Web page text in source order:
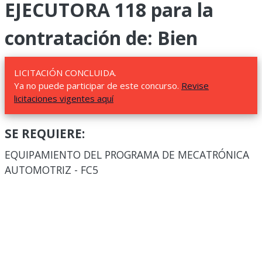
EJECUTORA 118 para la
contratación de: Bien
LICITACIÓN CONCLUIDA.
Ya no puede participar de este concurso. Revise
licitaciones vigentes aquí
SE REQUIERE:
EQUIPAMIENTO DEL PROGRAMA DE MECATRÓNICA
AUTOMOTRIZ - FC5